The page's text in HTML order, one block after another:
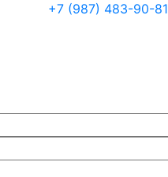
+7 (987) 483-90-81